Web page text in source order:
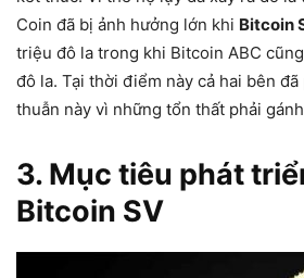
Coin đã bị ảnh hưởng lớn khi Bitcoin
triệu đô la trong khi Bitcoin ABC
đô la. Tại thời điểm này cả hai bên
thuẫn này vì những tổn thất phải
3. Mục tiêu phát
Bitcoin SV